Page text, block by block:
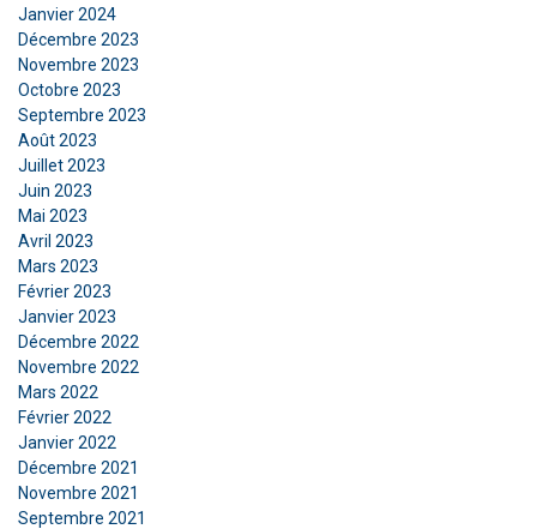
Janvier 2024
Décembre 2023
Novembre 2023
Octobre 2023
Septembre 2023
Août 2023
Juillet 2023
Juin 2023
Mai 2023
Avril 2023
Mars 2023
Février 2023
Janvier 2023
Décembre 2022
Novembre 2022
Mars 2022
Février 2022
Janvier 2022
Décembre 2021
Novembre 2021
Septembre 2021
Fonctionnalité
AFFICHER LES DÉTAILS